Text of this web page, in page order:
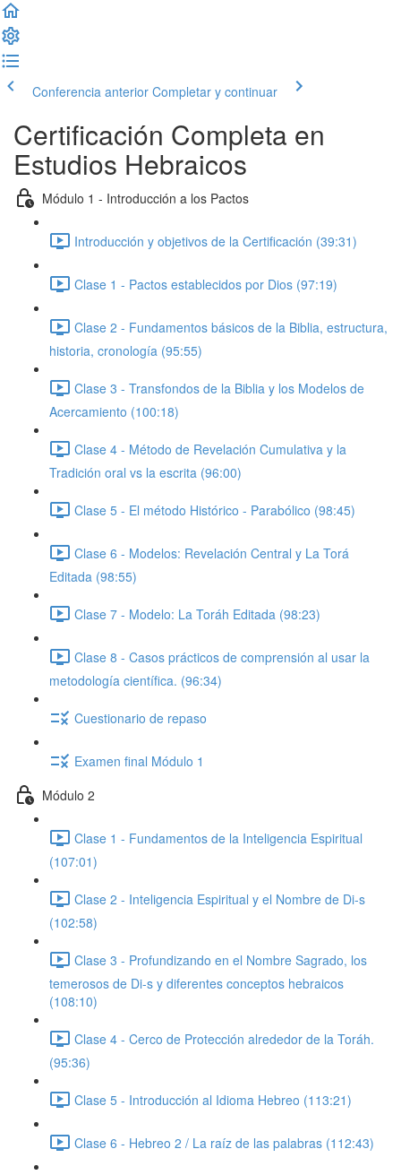
Conferencia anterior Completar y continuar
Certificación Completa en
Estudios Hebraicos
Módulo 1 - Introducción a los Pactos
Introducción y objetivos de la Certificación (39:31)
Clase 1 - Pactos establecidos por Dios (97:19)
Clase 2 - Fundamentos básicos de la Biblia, estructura,
historia, cronología (95:55)
Clase 3 - Transfondos de la Biblia y los Modelos de
Acercamiento (100:18)
Clase 4 - Método de Revelación Cumulativa y la
Tradición oral vs la escrita (96:00)
Clase 5 - El método Histórico - Parabólico (98:45)
Clase 6 - Modelos: Revelación Central y La Torá
Editada (98:55)
Clase 7 - Modelo: La Toráh Editada (98:23)
Clase 8 - Casos prácticos de comprensión al usar la
metodología científica. (96:34)
Cuestionario de repaso
Examen final Módulo 1
Módulo 2
Clase 1 - Fundamentos de la Inteligencia Espiritual
(107:01)
Clase 2 - Inteligencia Espiritual y el Nombre de Di-s
(102:58)
Clase 3 - Profundizando en el Nombre Sagrado, los
temerosos de Di-s y diferentes conceptos hebraicos
(108:10)
Clase 4 - Cerco de Protección alrededor de la Toráh.
(95:36)
Clase 5 - Introducción al Idioma Hebreo (113:21)
Clase 6 - Hebreo 2 / La raíz de las palabras (112:43)